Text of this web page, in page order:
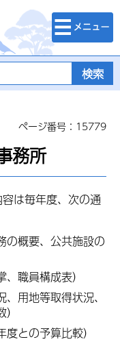
検索・メニュ
ー
ページ番号：15779
務所
は毎年度、次の通
の概要、公共施設の
職員構成表）
用地等取得状況、
との予算比較）